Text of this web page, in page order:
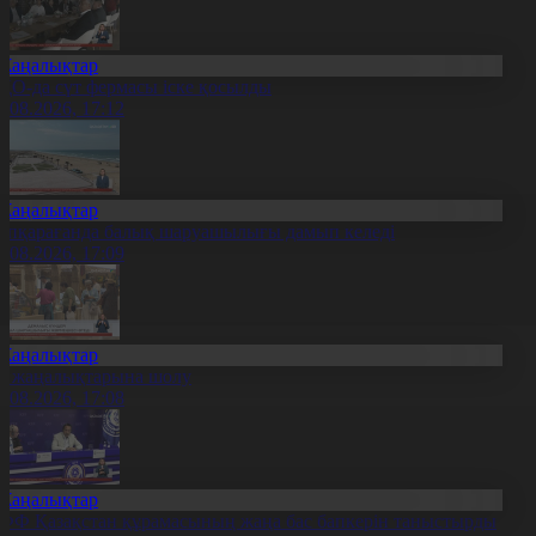
да сүт фермасы іске қосылды
17:12
балық шаруашылығы дамып келеді
17:09
жаңалықтарына шолу
17:08
Қазақстан құрамасының жаңа бас бапкерін таныстырды